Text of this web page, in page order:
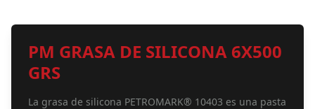
PM GRASA DE SILICONA 6X500
GRS
La grasa de silicona PETROMARK® 10403 es una pasta